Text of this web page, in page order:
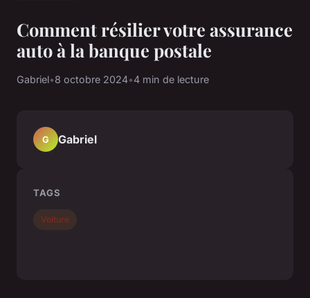
Comment résilier votre assurance
auto à la banque postale
Gabriel•8 octobre 2024•4 min de lecture
G Gabriel
TAGS
Voiture